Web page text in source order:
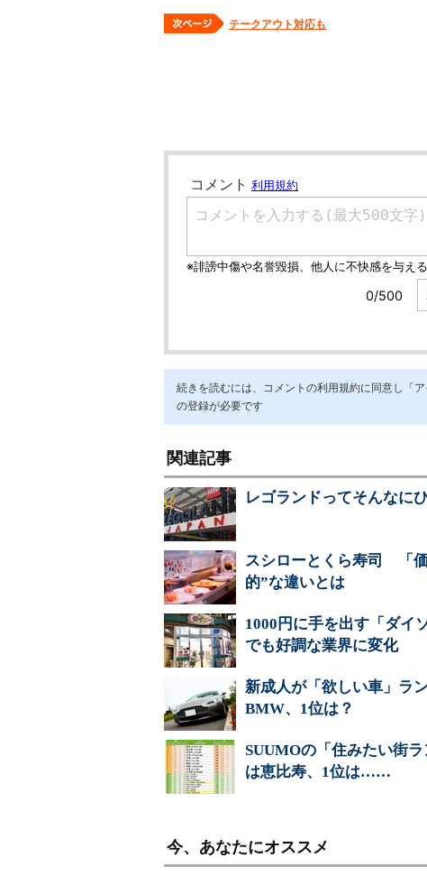
テークアウト対応も
続きを読むには、コメントの利用規約に同意し「
の登録が必要です
関連記事
レゴランドってそんなに
スシローとくら寿司 「
的”な違いとは
1000円に手を出す「ダ
でも好調な業界に変化
新成人が「欲しい車」ラ
BMW、1位は？
SUUMOの「住みたい街
は恵比寿、1位は……
今、あなたにオススメ